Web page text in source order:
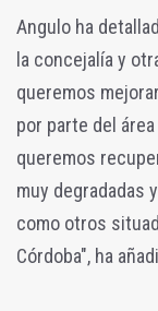
Angulo ha
la concejalía y
queremos
por parte del
queremos
muy degradadas
como otros
Córdoba", ha